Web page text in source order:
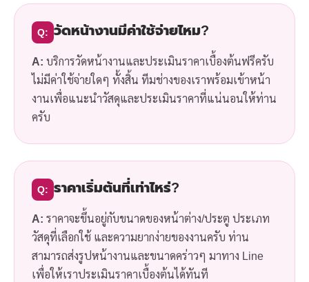
Q: วัดหน้างานมีค่าใช้จ่ายไหม?
A: บริการวัดหน้างานและประเมินราคาเบื้องต้นฟรีครับ
ไม่มีค่าใช้จ่ายใดๆ ทั้งสิ้น ทีมช่างของเราพร้อมเข้าหน้า
งานเพื่อแนะนำวัสดุและประเมินราคาที่แน่นอนให้ท่าน
ครับ
Q: ราคาเริ่มต้นที่เท่าไหร่?
A: ราคาจะขึ้นอยู่กับขนาดของหน้าต่าง/ประตู ประเภท
วัสดุที่เลือกใช้ และความยากง่ายของงานครับ ท่าน
สามารถส่งรูปหน้างานและขนาดคร่าวๆ มาทาง Line
เพื่อให้เราประเมินราคาเบื้องต้นได้ทันที